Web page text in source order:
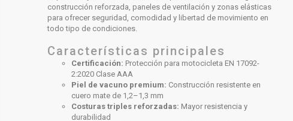
construcción reforzada, paneles de ventilación y zonas elásticas
para ofrecer seguridad, comodidad y libertad de movimiento en
todo tipo de condiciones.
Características principales
Certificación: Protección para motocicleta EN 17092-
2:2020 Clase AAA
Piel de vacuno premium: Construcción resistente en
cuero mate de 1,2–1,3 mm
Costuras triples reforzadas: Mayor resistencia y
durabilidad